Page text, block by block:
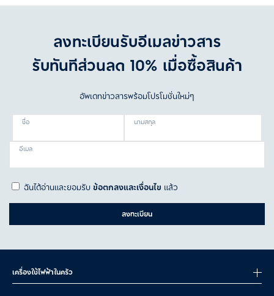
ลงทะเบียนรับอีเมลข่าวสาร
รับทันทีส่วนลด 10% เมื่อซื้อสินค้า
อัพเดทข่าวสารพร้อมโปรโมชั่นใหม่ๆ
ชื่อ นามสกุล
อีเมล
ฉันได้อ่านและยอมรับข้อตกลงและเงื่อนไข แล้ว
ลงทะเบียน
เครื่องใช้ไฟฟ้าในครัว